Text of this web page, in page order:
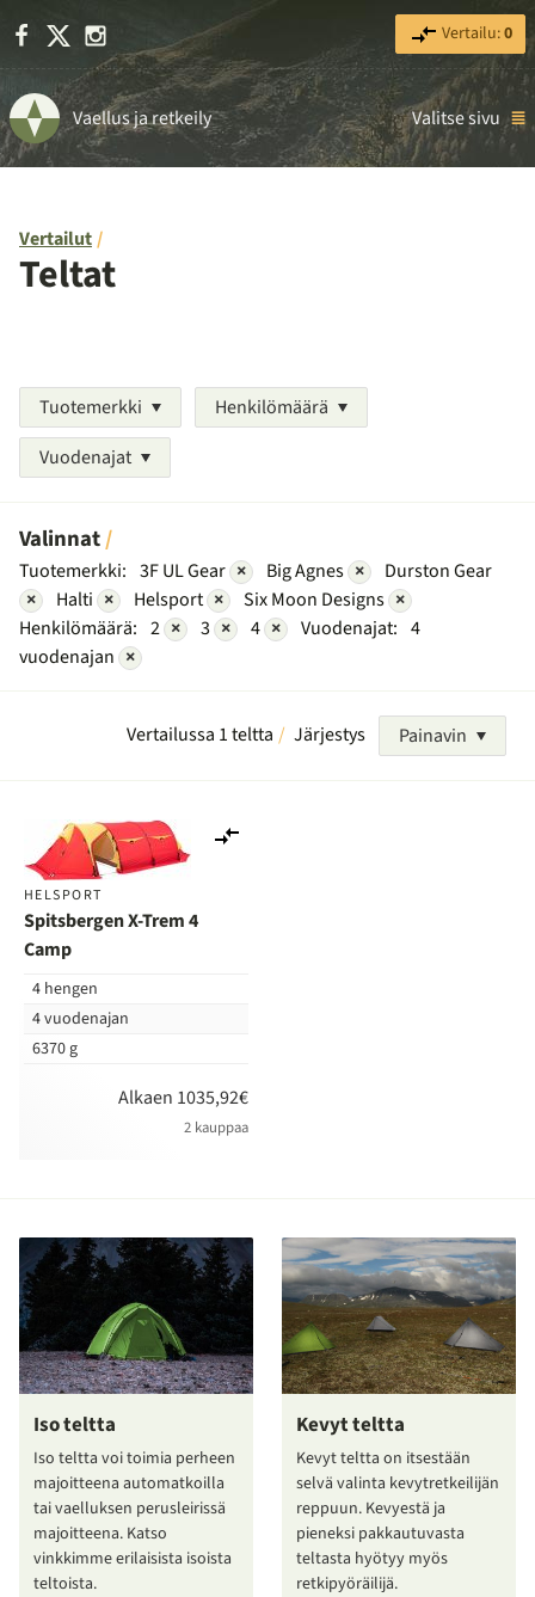
Facebook Instagram Vertailu:0
Vaellus ja retkeily Valitse sivu
Vertailut
Teltat
Tuotemerkki
Henkilömäärä
Vuodenajat
Valinnat
Tuotemerkki: 3F UL Gear × Big Agnes ×
Durston Gear
×
Halti × Helsport × Six Moon Designs ×
Henkilömäärä: 2 × 3 × 4 × Vuodenajat: 4
vuodenajan ×
Vertailussa 1 teltta Järjestys Painavin
HELSPORT
Spitsbergen X-Trem 4
Camp
4 hengen
4 vuodenajan
6370 g
Alkaen 1035,92€
2 kauppaa
Iso teltta
Iso teltta voi toimia perheen
majoitteena automatkoilla
tai vaelluksen perusleirissä
majoitteena. Katso
vinkkimme erilaisista isoista
teltoista.
Kevyt teltta
Kevyt teltta on itsestään
selvä valinta kevytretkeilijän
reppuun. Kevyestä ja
pieneksi pakkautuvasta
teltasta hyötyy myös
retkipyöräilijä.